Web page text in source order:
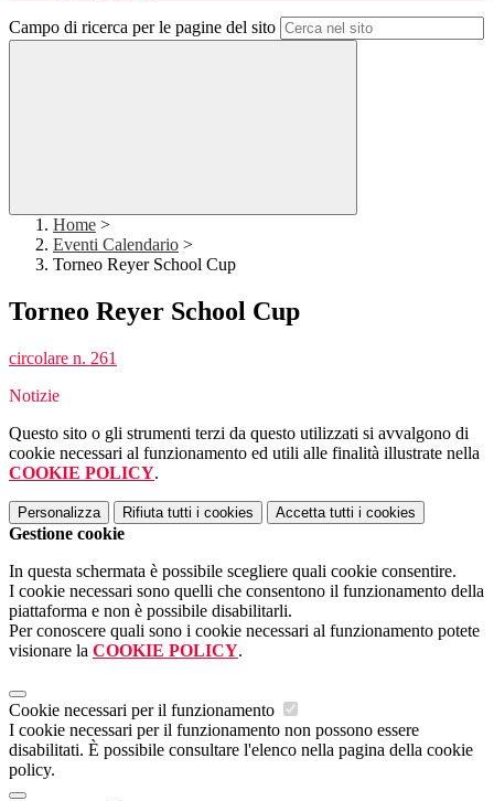
Campo di ricerca per le pagine del sito
Home >
Eventi Calendario >
Torneo Reyer School Cup
Torneo Reyer School Cup
circolare n. 261
Notizie
Questo sito o gli strumenti terzi da questo utilizzati si avvalgono di
cookie necessari al funzionamento ed utili alle finalità illustrate nella
COOKIE POLICY.
Personalizza Rifiuta tutti i cookies Accetta tutti i cookies
Gestione cookie
In questa schermata è possibile scegliere quali cookie consentire.
I cookie necessari sono quelli che consentono il funzionamento della
piattaforma e non è possibile disabilitarli.
Per conoscere quali sono i cookie necessari al funzionamento potete
visionare la COOKIE POLICY.
Cookie necessari per il funzionamento
I cookie necessari per il funzionamento non possono essere
disabilitati. È possibile consultare l'elenco nella pagina della cookie
policy.